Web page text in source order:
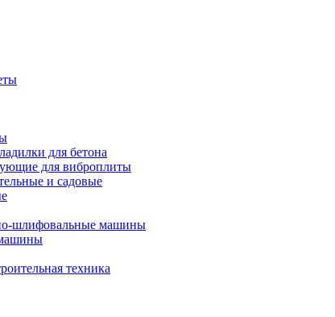
для бетона
для виброплиты
и садовые
шлифовальные машины
техника